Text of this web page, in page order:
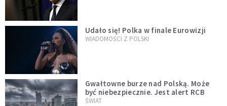
Udało się! Polka w finale Eurowizji
WIADOMOŚCI Z POLSKI
Gwałtowne burze nad Polską. Może
być niebezpiecznie. Jest alert RCB
ŚWIAT